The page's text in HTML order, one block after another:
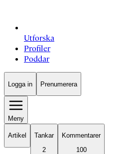
Utforska
Profiler
Poddar
Logga in Prenumerera
Meny
Artikel
Tankar
2
Kommentarer
100